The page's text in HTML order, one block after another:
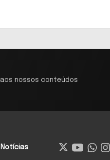
nossos conteúdos